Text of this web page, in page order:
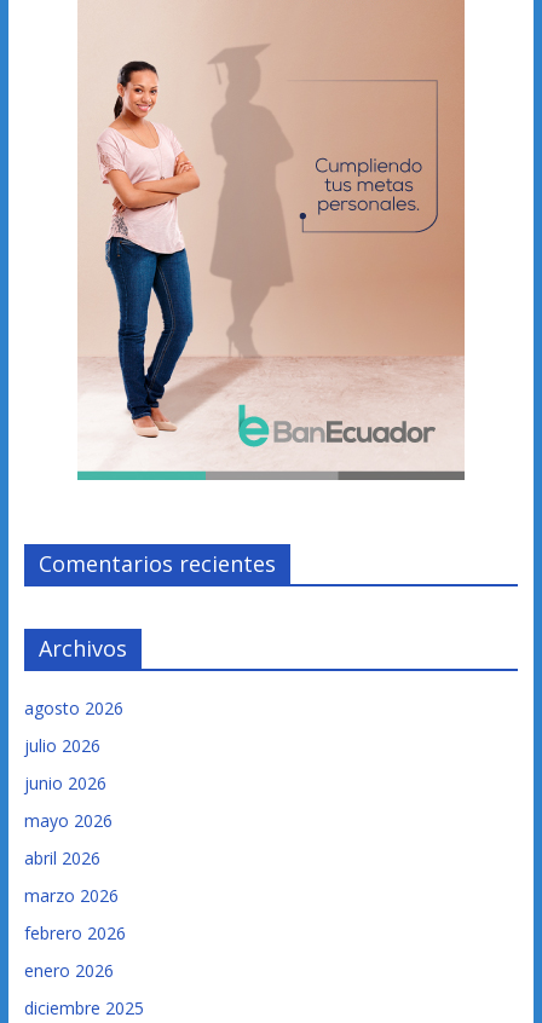
Comentarios recientes
Archivos
agosto 2026
julio 2026
junio 2026
mayo 2026
abril 2026
marzo 2026
febrero 2026
enero 2026
diciembre 2025